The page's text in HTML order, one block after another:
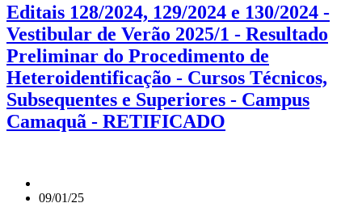
Editais 128/2024, 129/2024 e 130/2024 -
Vestibular de Verão 2025/1 - Resultado
Preliminar do Procedimento de
Heteroidentificação - Cursos Técnicos,
Subsequentes e Superiores - Campus
Camaquã - RETIFICADO
09/01/25